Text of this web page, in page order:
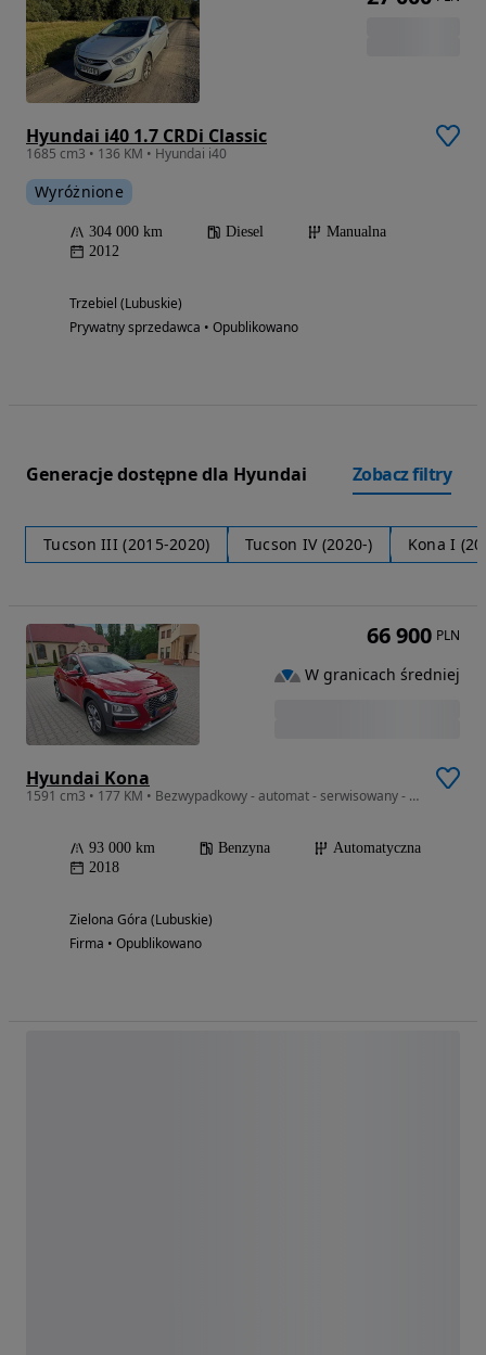
Hyundai i40 1.7 CRDi Classic
1685 cm3 • 136 KM • Hyundai i40
Wyróżnione
304 000 km Diesel
Manualna
2012
Trzebiel (Lubuskie)
Prywatny sprzedawca • Opublikowano
Generacje dostępne dla Hyundai Zobacz filtry
Tucson III (2015-2020) Tucson IV (2020-) Kona I
Hyundai Kona
1591 cm3 • 177 KM • Bezwypadkowy - automat - serwisowany - 4x4 - 177 KM
93 000 km Benzyna
Automatyczna
2018
Zielona Góra (Lubuskie)
Firma • Opublikowano
66 900 PLN
W granicach średniej